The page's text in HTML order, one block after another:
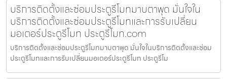
บริการติดตั้งและซ่อมประตูรีโมทมาบตาพุด มั่นใจใน
บริการติดตั้งและซ่อมประตูรีโมทและการรับเปลี่ยน
มอเตอร์ประตูรีโมท ประตูรีโมท.com
บริการติดตั้งและซ่อมประตูรีโมทมาบตาพุด มั่นใจในบริการติดตั้งและซ่อม
ประตูรีโมทและการรับเปลี่ยนมอเตอร์ประตูรีโมท ประตูรีโม